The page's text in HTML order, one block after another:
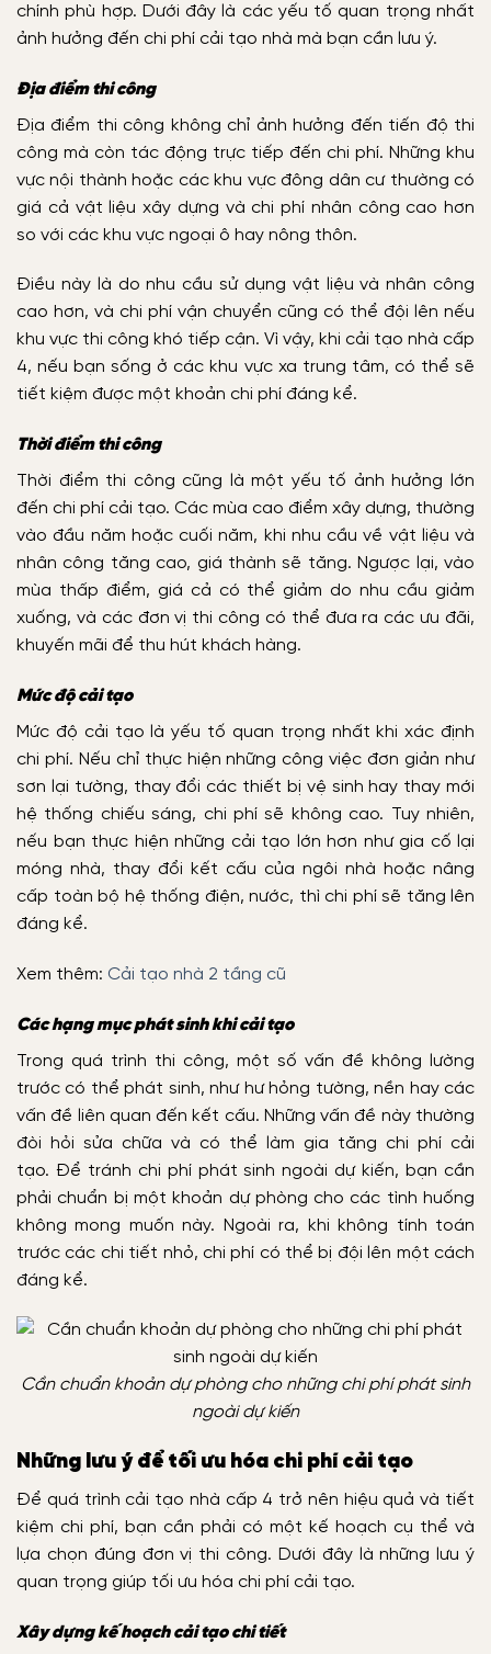
chính phù hợp. Dưới đây là các yếu tố quan trọng nhất
ảnh hưởng đến chi phí cải tạo nhà mà bạn cần lưu ý.
Địa điểm thi công
Địa điểm thi công không chỉ ảnh hưởng đến tiến độ thi
công mà còn tác động trực tiếp đến chi phí. Những khu
vực nội thành hoặc các khu vực đông dân cư thường có
giá cả vật liệu xây dựng và chi phí nhân công cao hơn
so với các khu vực ngoại ô hay nông thôn.
Điều này là do nhu cầu sử dụng vật liệu và nhân công
cao hơn, và chi phí vận chuyển cũng có thể đội lên nếu
khu vực thi công khó tiếp cận. Vì vậy, khi cải tạo nhà cấp
4, nếu bạn sống ở các khu vực xa trung tâm, có thể sẽ
tiết kiệm được một khoản chi phí đáng kể.
Thời điểm thi công
Thời điểm thi công cũng là một yếu tố ảnh hưởng lớn
đến chi phí cải tạo. Các mùa cao điểm xây dựng, thường
vào đầu năm hoặc cuối năm, khi nhu cầu về vật liệu và
nhân công tăng cao, giá thành sẽ tăng. Ngược lại, vào
mùa thấp điểm, giá cả có thể giảm do nhu cầu giảm
xuống, và các đơn vị thi công có thể đưa ra các ưu đãi,
khuyến mãi để thu hút khách hàng.
Mức độ cải tạo
Mức độ cải tạo là yếu tố quan trọng nhất khi xác định
chi phí. Nếu chỉ thực hiện những công việc đơn giản như
sơn lại tường, thay đổi các thiết bị vệ sinh hay thay mới
hệ thống chiếu sáng, chi phí sẽ không cao. Tuy nhiên,
nếu bạn thực hiện những cải tạo lớn hơn như gia cố lại
móng nhà, thay đổi kết cấu của ngôi nhà hoặc nâng
cấp toàn bộ hệ thống điện, nước, thì chi phí sẽ tăng lên
đáng kể.
Xem thêm: Cải tạo nhà 2 tầng cũ
Các hạng mục phát sinh khi cải tạo
Trong quá trình thi công, một số vấn đề không lường
trước có thể phát sinh, như hư hỏng tường, nền hay các
vấn đề liên quan đến kết cấu. Những vấn đề này thường
đòi hỏi sửa chữa và có thể làm gia tăng chi phí cải
tạo. Để tránh chi phí phát sinh ngoài dự kiến, bạn cần
phải chuẩn bị một khoản dự phòng cho các tình huống
không mong muốn này. Ngoài ra, khi không tính toán
trước các chi tiết nhỏ, chi phí có thể bị đội lên một cách
đáng kể.
Cần chuẩn khoản dự phòng cho những chi phí phát sinh
ngoài dự kiến
Những lưu ý để tối ưu hóa chi phí cải tạo
Để quá trình cải tạo nhà cấp 4 trở nên hiệu quả và tiết
kiệm chi phí, bạn cần phải có một kế hoạch cụ thể và
lựa chọn đúng đơn vị thi công. Dưới đây là những lưu ý
quan trọng giúp tối ưu hóa chi phí cải tạo.
Xây dựng kế hoạch cải tạo chi tiết